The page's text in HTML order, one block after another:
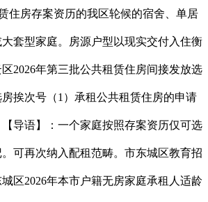
住房存案资历的我区轮候的宿舍、单居
套型家庭。房源户型以现实交付入住衡
2026年第三批公共租赁住房间接发放选
挨次号（1）承租公共租赁住房的申请
导语】：一个家庭按照存案资历仅可选
可再次纳入配租范畴。市东城区教育招
区2026年本市户籍无房家庭承租人适龄